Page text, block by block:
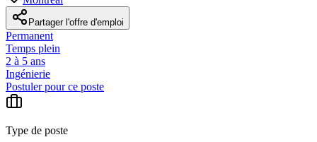
Partager l'offre d'emploi
Permanent
Temps plein
2 à 5 ans
Ingénierie
Postuler pour ce poste
Type de poste